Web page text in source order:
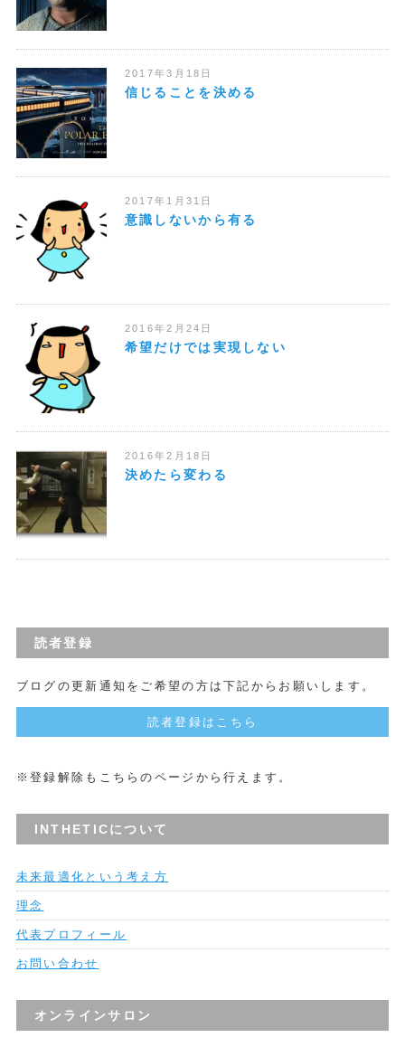
2017年3月18日
信じることを決める
2017年1月31日
意識しないから有る
2016年2月24日
希望だけでは実現しない
2016年2月18日
決めたら変わる
読者登録
ブログの更新通知をご希望の方は下記からお願いします。
読者登録はこちら
※登録解除もこちらのページから行えます。
INTHETICについて
未来最適化という考え方
理念
代表プロフィール
お問い合わせ
オンラインサロン